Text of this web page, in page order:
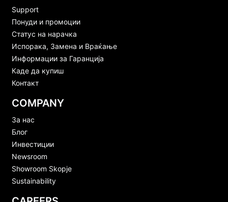
Support
Понуди и промоции
Статус на нарачка
Испорака, Замена и Враќање
Информации за Гаранција
Каде да купиш
Контакт
COMPANY
За нас
Блог
Инвестиции
Newsroom
Showroom Skopje
Sustainability